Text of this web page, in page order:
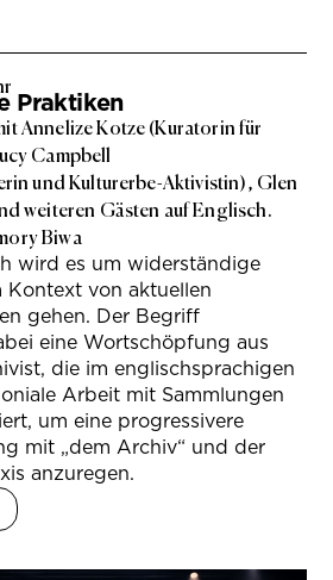
Praktiken
Annelize Kotze (Kuratorin für
Campbell
und Kulturerbe-Aktivistin), Glen
weiteren Gästen auf Englisch.
Biwa
wird es um widerständige
von aktuellen
gehen. Der Begriff
eine Wortschöpfung aus
die im englischsprachigen
Arbeit mit Sammlungen
um eine progressivere
mit „dem Archiv“ und der
anzuregen.